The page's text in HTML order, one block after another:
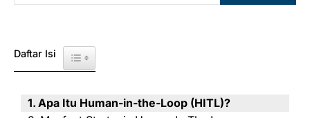
Daftar Isi Toggle Table of Content
Apa Itu Human-in-the-Loop (HITL)?